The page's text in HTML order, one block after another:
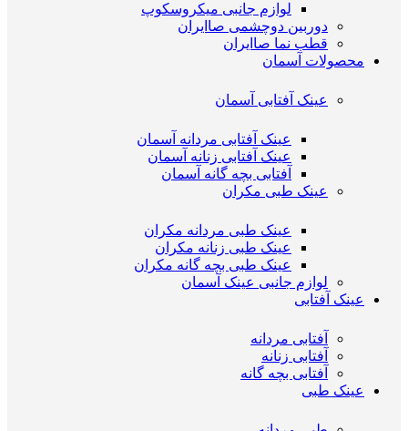
لوازم جانبی میکروسکوپ
دوربین دوچشمی صاایران
قطب نما صاایران
محصولات آسمان
عینک آفتابی آسمان
عینک آفتابی مردانه آسمان
عینک آفتابی زنانه آسمان
آفتابی بچه گانه آسمان
عینک طبی مکران
عینک طبی مردانه مکران
عینک طبی زنانه مکران
عینک طبی بچه گانه مکران
لوازم جانبی عینک آسمان
عینک آفتابی
آفتابی مردانه
آفتابی زنانه
آفتابی بچه گانه
عینک طبی